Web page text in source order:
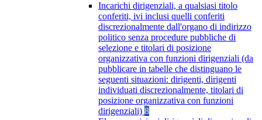
Incarichi dirigenziali, a qualsiasi titolo
conferiti, ivi inclusi quelli conferiti
discrezionalmente dall'organo di indirizzo
politico senza procedure pubbliche di
selezione e titolari di posizione
organizzativa con funzioni dirigenziali (da
pubblicare in tabelle che distinguano le
seguenti situazioni: dirigenti, dirigenti
individuati discrezionalmente, titolari di
posizione organizzativa con funzioni
dirigenziali) 8